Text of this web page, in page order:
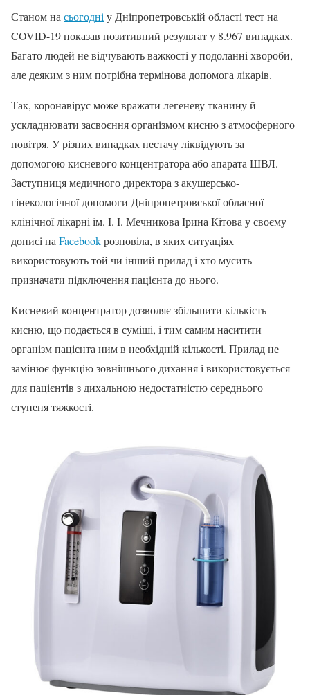
Станом на сьогодні у Дніпропетровській області тест на
COVID-19 показав позитивний результат у 8.967 випадках.
Багато людей не відчувають важкості у подоланні хвороби,
але деяким з ним потрібна термінова допомога лікарів.
Так, коронавірус може вражати легеневу тканину й
ускладнювати засвоєння організмом кисню з атмосферного
повітря. У різних випадках нестачу ліквідують за
допомогою кисневого концентратора або апарата ШВЛ.
Заступниця медичного директора з акушерсько-
гінекологічної допомоги Дніпропетровської обласної
клінічної лікарні ім. І. І. Мечникова Ірина Кітова у своєму
дописі на Facebookрозповіла, в яких ситуаціях
використовують той чи інший прилад і хто мусить
призначати підключення пацієнта до нього.
Кисневий концентратор дозволяє збільшити кількість
кисню, що подається в суміші, і тим самим наситити
організм пацієнта ним в необхідній кількості. Прилад не
замінює функцію зовнішнього дихання і використовується
для пацієнтів з дихальною недостатністю середнього
ступеня тяжкості.